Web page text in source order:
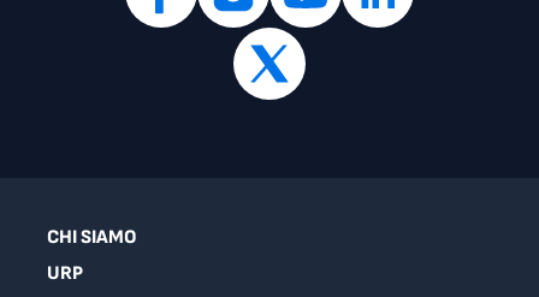
CHI SIAMO
URP